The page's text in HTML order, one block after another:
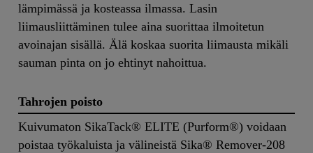
lämpimässä ja kosteassa ilmassa. Lasin
liimausliittäminen tulee aina suorittaa ilmoitetun
avoinajan sisällä. Älä koskaa suorita liimausta mikäli
sauman pinta on jo ehtinyt nahoittua.
Tahrojen poisto
Kuivumaton SikaTack® ELITE (Purform®) voidaan
poistaa työkaluista ja välineistä Sika® Remover-208